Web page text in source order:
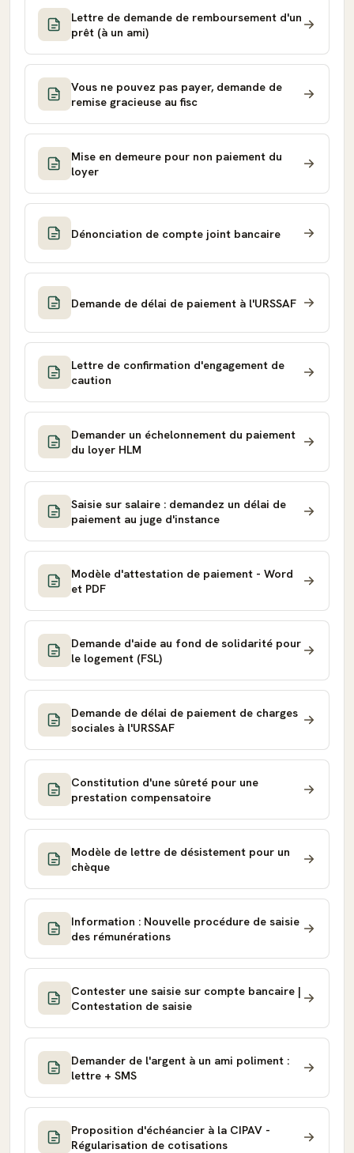
Lettre de demande de remboursement d'un
prêt (à un ami)
Vous ne pouvez pas payer, demande de
remise gracieuse au fisc
Mise en demeure pour non paiement du
loyer
Dénonciation de compte joint bancaire
Demande de délai de paiement à l'URSSAF
Lettre de confirmation d'engagement de
caution
Demander un échelonnement du paiement
du loyer HLM
Saisie sur salaire : demandez un délai de
paiement au juge d'instance
Modèle d'attestation de paiement - Word
et PDF
Demande d'aide au fond de solidarité pour
le logement (FSL)
Demande de délai de paiement de charges
sociales à l'URSSAF
Constitution d'une sûreté pour une
prestation compensatoire
Modèle de lettre de désistement pour un
chèque
Information : Nouvelle procédure de saisie
des rémunérations
Contester une saisie sur compte bancaire |
Contestation de saisie
Demander de l'argent à un ami poliment :
lettre + SMS
Proposition d'échéancier à la CIPAV -
Régularisation de cotisations